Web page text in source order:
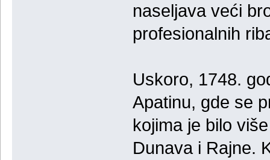
naseljava veći
profesionalnih
Uskoro, 1748.
Apatinu, gde se
kojima je bilo
Dunava i Rajne.